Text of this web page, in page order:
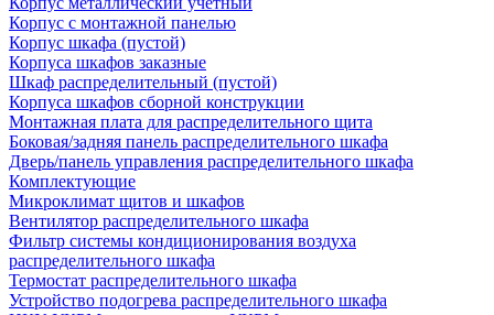
Корпус с монтажной панелью
Корпус шкафа (пустой)
Корпуса шкафов заказные
Шкаф распределительный (пустой)
Корпуса шкафов сборной конструкции
Монтажная плата для распределительного щита
Боковая/задняя панель распределительного шкафа
Дверь/панель управления распределительного шкафа
Комплектующие
Микроклимат щитов и шкафов
Вентилятор распределительного шкафа
Фильтр системы кондиционирования воздуха
распределительного шкафа
Термостат распределительного шкафа
Устройство подогрева распределительного шкафа